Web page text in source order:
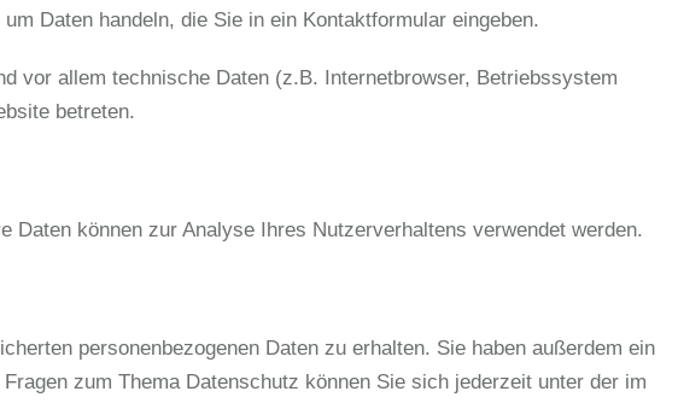
Daten handeln, die Sie in ein Kontaktformular eingeben.
vor allem technische Daten (z.B. Internetbrowser, Betriebssystem
betreten.
Daten können zur Analyse Ihres Nutzerverhaltens verwendet werden.
personenbezogenen Daten zu erhalten. Sie haben außerdem ein
zum Thema Datenschutz können Sie sich jederzeit unter der im